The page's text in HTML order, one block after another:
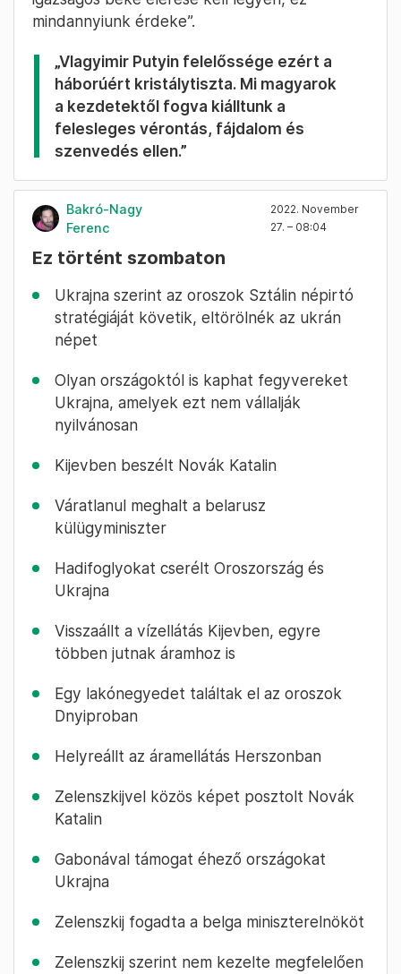
mindannyiunk érdeke”.
„Vlagyimir Putyin felelőssége ezért a
háborúért kristálytiszta. Mi magyarok
a kezdetektől fogva kiálltunk a
felesleges vérontás, fájdalom és
szenvedés ellen.”
Bakró-Nagy
Ferenc
2022. November
27. – 08:04
Ez történt szombaton
Ukrajna szerint az oroszok Sztálin népirtó
stratégiáját követik, eltörölnék az ukrán
népet
Olyan országoktól is kaphat fegyvereket
Ukrajna, amelyek ezt nem vállalják
nyilvánosan
Kijevben beszélt Novák Katalin
Váratlanul meghalt a belarusz
külügyminiszter
Hadifoglyokat cserélt Oroszország és
Ukrajna
Visszaállt a vízellátás Kijevben, egyre
többen jutnak áramhoz is
Egy lakónegyedet találtak el az oroszok
Dnyiproban
Helyreállt az áramellátás Herszonban
Zelenszkijvel közös képet posztolt Novák
Katalin
Gabonával támogat éhező országokat
Ukrajna
Zelenszkij fogadta a belga miniszterelnököt
Zelenszkij szerint nem kezelte megfelelően